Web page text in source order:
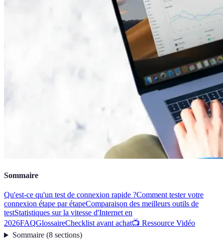
Sommaire
Qu'est-ce qu'un test de connexion rapide ?Comment tester votre
connexion étape par étapeComparaison des meilleurs outils de
testStatistiques sur la vitesse d'Internet en
2026FAQGlossaireChecklist avant achat📺 Ressource Vidéo
Sommaire(8 sections)